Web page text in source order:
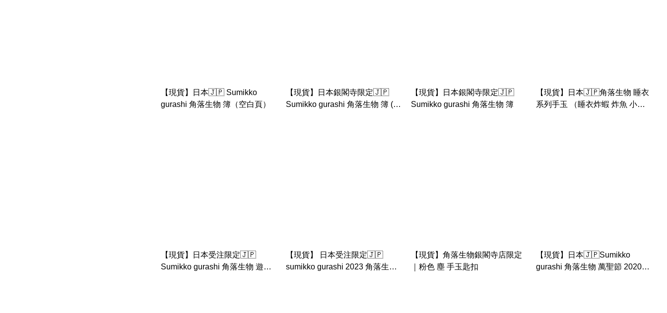
【現貨】日本🇯🇵 Sumikko
gurashi 角落生物 簿（空白頁）
【現貨】日本銀閣寺限定🇯🇵
Sumikko gurashi 角落生物 簿 (空
【現貨】日本銀閣寺限定🇯🇵
Sumikko gurashi 角落生物 簿
【現貨】日本🇯🇵角落生物 睡衣
系列手玉 （睡衣炸蝦 炸魚 小草
【現貨】日本受注限定🇯🇵
Sumikko gurashi 角落生物 遊樂
【現貨】 日本受注限定🇯🇵
sumikko gurashi 2023 角落生物
【現貨】角落生物銀閣寺店限定
｜粉色 塵 手玉匙扣
【現貨】日本🇯🇵Sumikko
gurashi 角落生物 萬聖節 2020